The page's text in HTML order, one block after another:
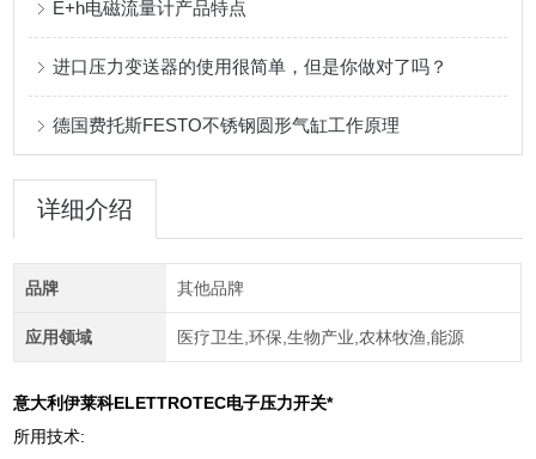
E+h电磁流量计产品特点
进口压力变送器的使用很简单，但是你做对了吗？
德国费托斯FESTO不锈钢圆形气缸工作原理
详细介绍
品牌 其他品牌
应用领域 医疗卫生,环保,生物产业,农林牧渔,能源
意大利伊莱科ELETTROTEC电子压力开关*
所用技术: